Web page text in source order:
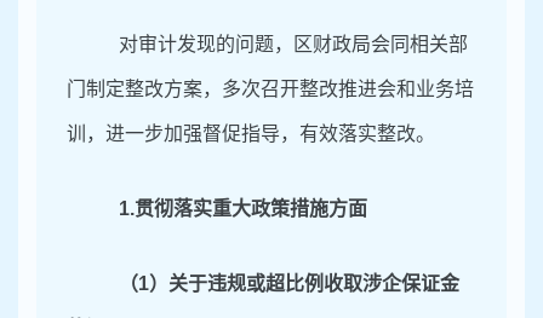
对审计发现的问题，区财政局会同相关部
门制定整改方案，多次召开整改推进会和业务培
训，进一步加强督促指导， 有效落实整改。
1.贯彻落实重大政策措施方面
（1）关于违规或超比例收取涉企保证金